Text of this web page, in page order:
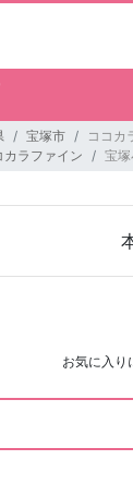
宝塚市
ココカ
カラファイン 宝
お気に入り